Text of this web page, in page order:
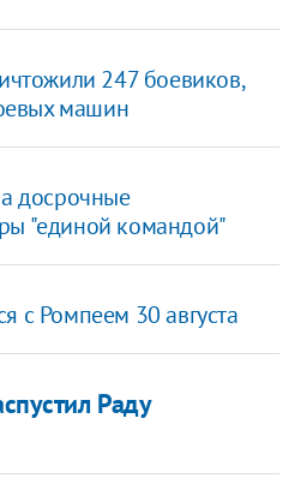
247 боевиков,
машин
досрочные
"единой командой"
с Ромпеем 30 августа
Раду